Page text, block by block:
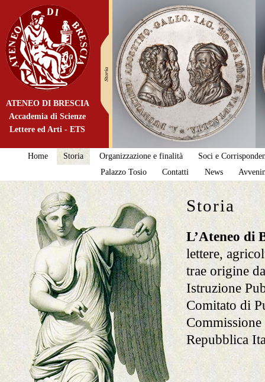
ATENEO DI BRESCIA
Accademia di Scienze
Lettere ed Arti - ETS
Home Storia Organizzazione e finalità
Soci e
Palazzo Tosio
Contatti News
Storia
L’Ateneo di
lettere,
trae origine
Istruzione
Comitato di
Repubblica